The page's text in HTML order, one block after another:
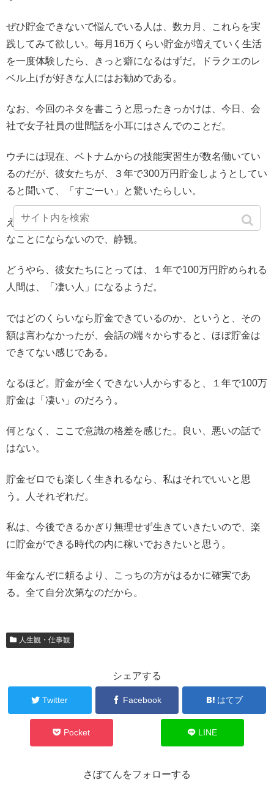
ぜひ貯金できないで悩んでいる人は、数カ月、これらを実
践してみて欲しい。毎月16万くらい貯金が増えていく生活
を一度体験したら、きっと癖になるはずだ。ドラクエのレ
ベル上げが好きな人にはお勧めである。
なお、今回のネタを書こうと思ったきっかけは、今日、会
社で女子社員の世間話を小耳にはさんでのことだ。
ウチには現在、ベトナムからの技能実習生が数名働いてい
るのだが、彼女たちが、３年で300万円貯金しようとしてい
ると聞いて、「すごーい」と驚いたらしい。
えっ。何が凄いの、と思ったのだが、余計な口を挟むと碌
なことにならないので、静観。
どうやら、彼女たちにとっては、１年で100万円貯められる
人間は、「凄い人」になるようだ。
ではどのくらいなら貯金できているのか、というと、その
額は言わなかったが、会話の端々からすると、ほぼ貯金は
できてない感じである。
なるほど。貯金が全くできない人からすると、１年で100万
貯金は「凄い」のだろう。
何となく、ここで意識の格差を感じた。良い、悪いの話で
はない。
貯金ゼロでも楽しく生きれるなら、私はそれでいいと思
う。人それぞれだ。
私は、今後できるかぎり無理せず生きていきたいので、楽
に貯金ができる時代の内に稼いでおきたいと思う。
年金なんぞに頼るより、こっちの方がはるかに確実であ
る。全て自分次第なのだから。
人生観・仕事観
シェアする
Twitter Facebook はてブ
Pocket LINE
さぼてんをフォローする